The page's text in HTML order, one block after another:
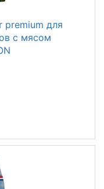
premium для
с мясом